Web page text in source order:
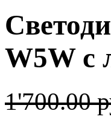
W5W с
1'700.00